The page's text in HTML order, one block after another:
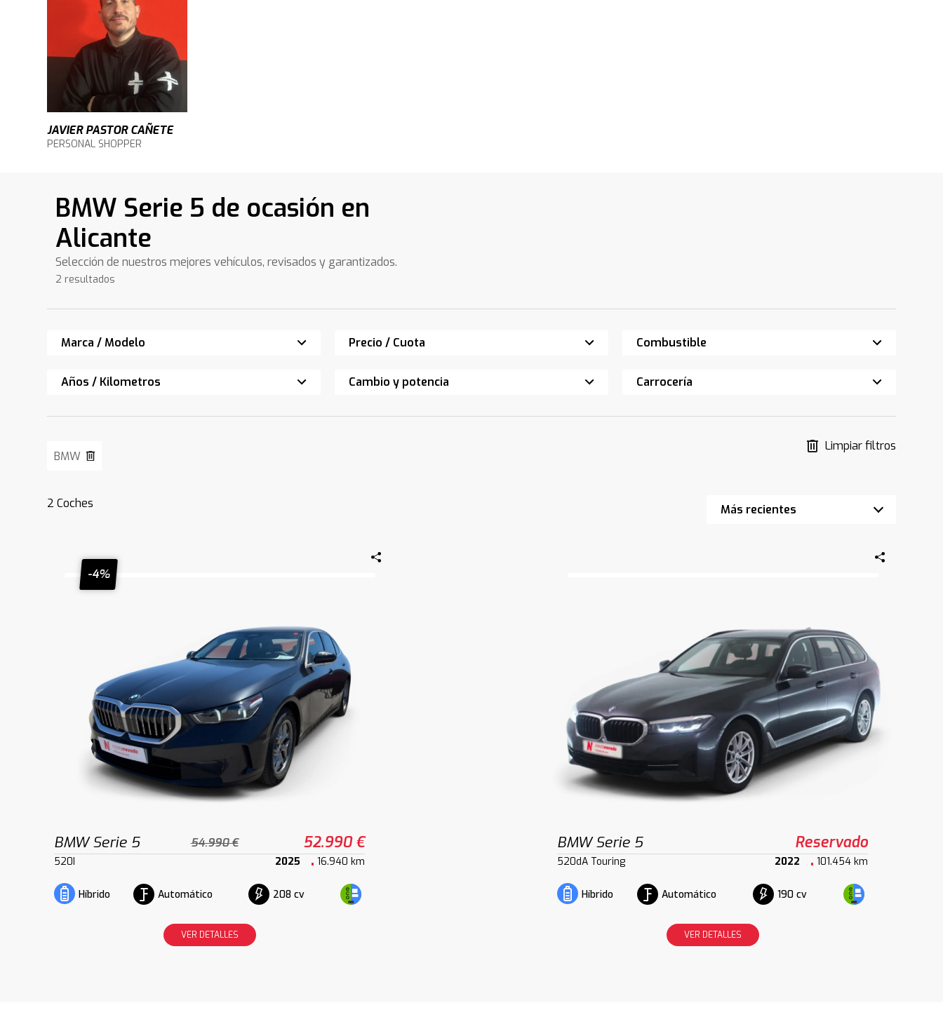
JAVIER PASTOR CAÑETE
PERSONAL SHOPPER
BMW Serie 5 de ocasión en
Alicante
Selección de nuestros mejores vehículos, revisados y garantizados.
2 resultados
Marca / Modelo Precio / Cuota Combustible
Años / Kilometros Cambio y potencia Carrocería
BMW
Limpiar filtros
2 Coches
-4%
BMW Serie 5 54.990 € 52.990 €
520I 2025 16.940 km
Híbrido Automático 208 cv
VER DETALLES
BMW Serie 5 Reservado
520dA Touring 2022 101.454 km
Híbrido Automático 190 cv
VER DETALLES